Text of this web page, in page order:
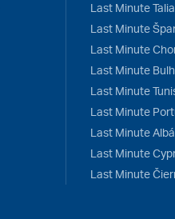
Last Minute
Last Minute
Last Minute
Last Minute
Last Minute
Last Minute
Last Minute
Last Minute
Last Minute